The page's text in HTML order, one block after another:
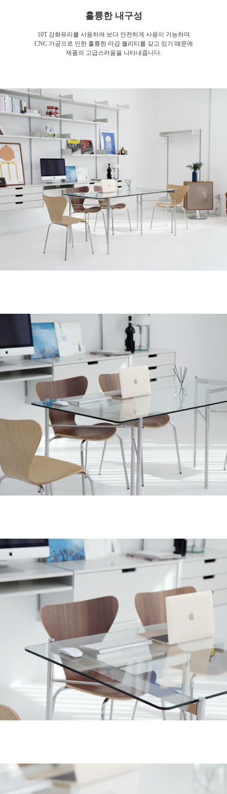
훌륭한 내구성
10T 강화유리를 사용하여 보다 안전하게 사용이 가능하며
CNC 가공으로 인한 훌륭한 마감 퀄리티를 갖고 있기 때문에
제품의 고급스러움을 나타내줍니다.